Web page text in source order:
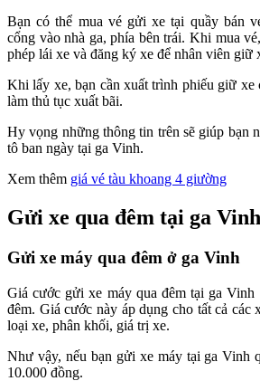
Bạn có thể mua vé gửi xe tại quầy bán
cổng vào nhà ga, phía bên trái. Khi mua
phép lái xe và đăng ký xe để nhân viên giữ
Khi lấy xe, bạn cần xuất trình phiếu giữ xe
làm thủ tục xuất bãi.
Hy vọng những thông tin trên sẽ giúp bạn
tô ban ngày tại ga Vinh.
Xem thêm giá vé tàu khoang 4 giường
Gửi xe qua đêm tại ga Vinh
Gửi xe máy qua đêm ở ga Vinh
Giá cước gửi xe máy qua đêm tại ga Vinh
đêm. Giá cước này áp dụng cho tất cả các
loại xe, phân khối, giá trị xe.
Như vậy, nếu bạn gửi xe máy tại ga Vinh
10.000 đồng.